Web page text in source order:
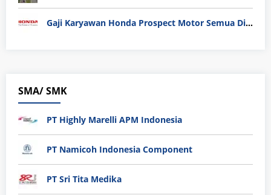
Gaji Karyawan Honda Prospect Motor Semua Divisi
SMA/ SMK
PT Highly Marelli APM Indonesia
PT Namicoh Indonesia Component
PT Sri Tita Medika